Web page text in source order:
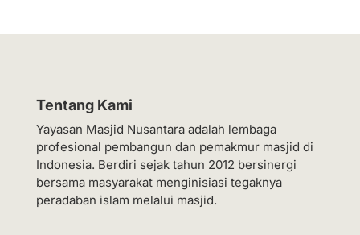
Tentang Kami
Yayasan Masjid Nusantara adalah lembaga
profesional pembangun dan pemakmur masjid di
Indonesia. Berdiri sejak tahun 2012 bersinergi
bersama masyarakat menginisiasi tegaknya
peradaban islam melalui masjid.